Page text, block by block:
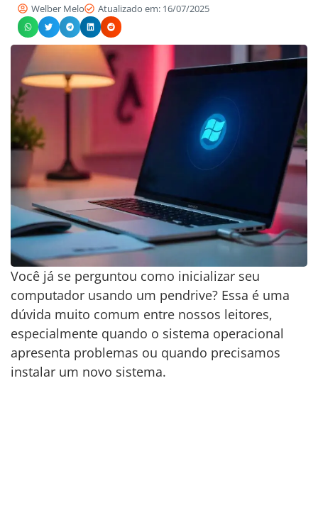
Welber Melo Atualizado em: 16/07/2025
Você já se perguntou como inicializar seu
computador usando um pendrive? Essa é uma
dúvida muito comum entre nossos leitores,
especialmente quando o sistema operacional
apresenta problemas ou quando precisamos
instalar um novo sistema.